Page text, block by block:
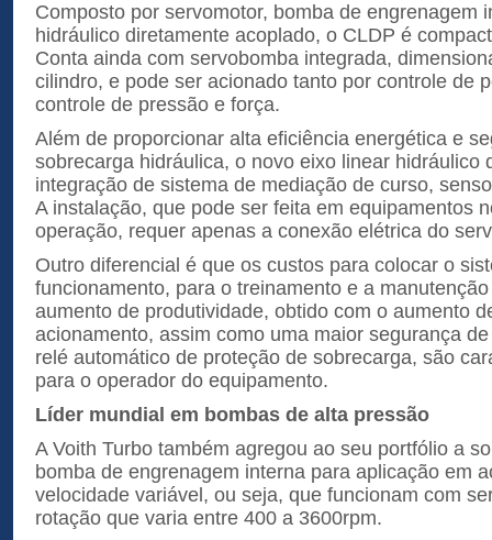
Composto por servomotor, bomba de engrenagem
hidráulico diretamente acoplado, o CLDP é
Conta ainda com servobomba integrada,
cilindro, e pode ser acionado tanto por controle de
controle de pressão e força.
Além de proporcionar alta eficiência energética e
sobrecarga hidráulica, o novo eixo linear hidráulico
integração de sistema de mediação de curso,
A instalação, que pode ser feita em equipamentos
operação, requer apenas a conexão elétrica do
Outro diferencial é que os custos para colocar o
funcionamento, para o treinamento e a
aumento de produtividade, obtido com o aumento
acionamento, assim como uma maior segurança
relé automático de proteção de sobrecarga, são
para o operador do equipamento.
Líder mundial em bombas de alta pressão
A Voith Turbo também agregou ao seu portfólio a
bomba de engrenagem interna para aplicação em
velocidade variável, ou seja, que funcionam com
rotação que varia entre 400 a 3600rpm.